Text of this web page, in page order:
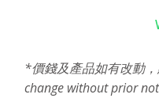
*價錢及產品如有改動
change without prior